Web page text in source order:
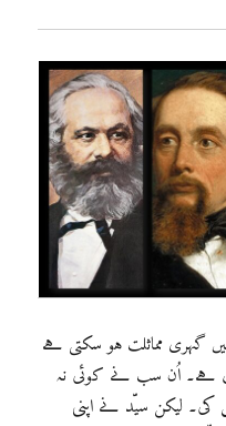
گہری مماثلت ہو سکتی ہے
ہے۔ اُن سب نے کوئی نہ
لیکن سیّد نے اپنی